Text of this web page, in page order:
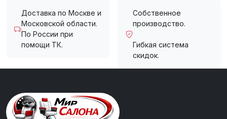
Доставка по Москве и
Московской области.
По России при
помощи ТК.
Собственное
производство.
Гибкая система
скидок.